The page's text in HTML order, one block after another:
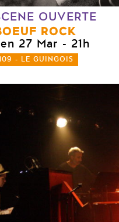
OUVERTE
ROCK
27 Mar - 21h
- LE GUINGOIS